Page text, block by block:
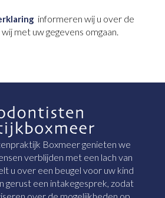
informeren wij u over de
met uw gegevens omgaan.
Boxmeer genieten we
verblijden met een lach van
u over een beugel voor uw kind
gerust een intakegesprek, zodat